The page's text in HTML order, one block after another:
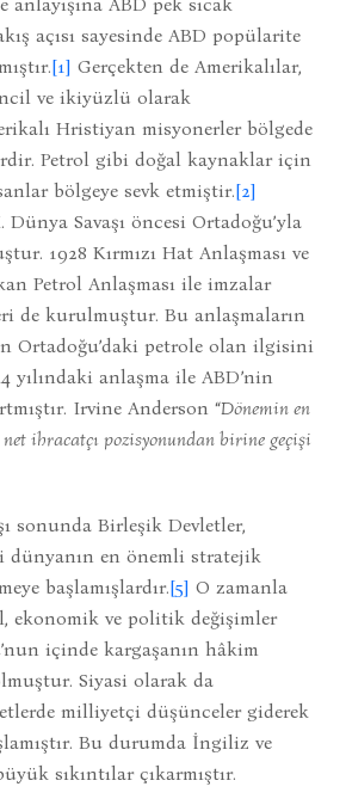
açısı sayesinde ABD popülarite
[1] Gerçekten de Amerikalılar,
ve ikiyüzlü olarak
Hristiyan misyonerler bölgede
Petrol gibi doğal kaynaklar için
bölgeye sevk etmiştir.[2]
Dünya Savaşı öncesi Ortadoğu’yla
1928 Kırmızı Hat Anlaşması ve
Petrol Anlaşması ile imzalar
de kurulmuştur. Bu anlaşmaların
Ortadoğu’daki petrole olan ilgisini
yılındaki anlaşma ile ABD’nin
Irvine Anderson “Dönemin en
ihracatçı pozisyonundan birine geçişi
sonunda Birleşik Devletler,
dünyanın en önemli stratejik
başlamışlardır.[5] O zamanla
ekonomik ve politik değişimler
içinde kargaşanın hâkim
Siyasi olarak da
milliyetçi düşünceler giderek
Bu durumda İngiliz ve
sıkıntılar çıkarmıştır.